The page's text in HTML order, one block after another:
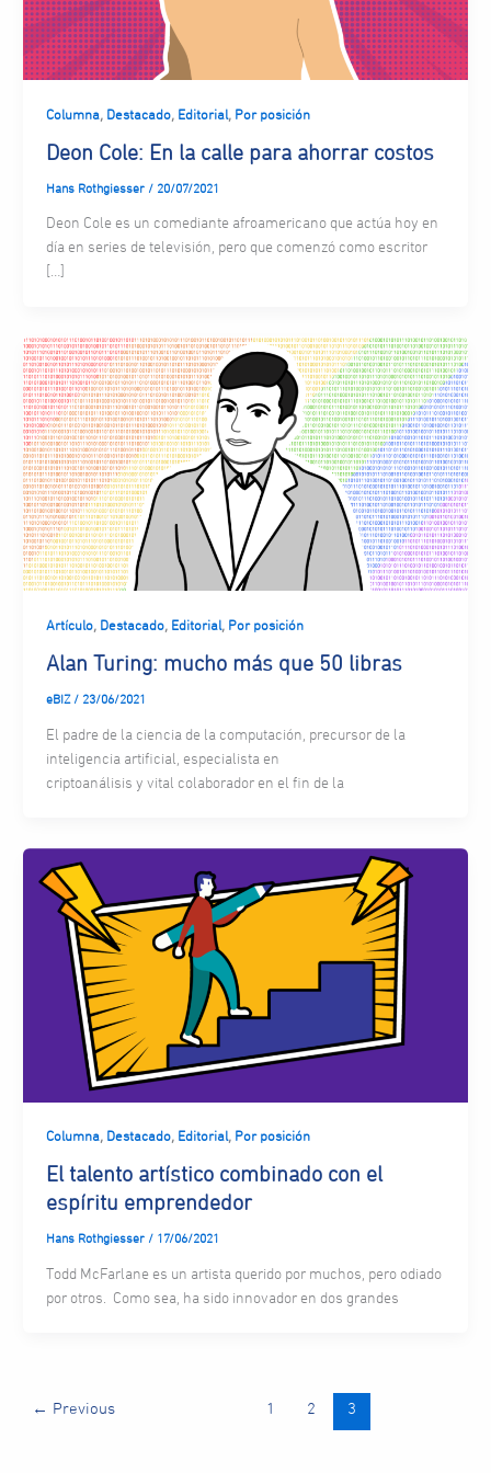
Columna, Destacado, Editorial, Por posición
Deon Cole: En la calle para ahorrar costos
Hans Rothgiesser / 20/07/2021
Deon Cole es un comediante afroamericano que actúa hoy en
día en series de televisión, pero que comenzó como escritor
[…]
Artículo, Destacado, Editorial, Por posición
Alan Turing: mucho más que 50 libras
eBIZ / 23/06/2021
El padre de la ciencia de la computación, precursor de la
inteligencia artificial, especialista en
criptoanálisis y vital colaborador en el fin de la
Columna, Destacado, Editorial, Por posición
El talento artístico combinado con el
espíritu emprendedor
Hans Rothgiesser / 17/06/2021
Todd McFarlane es un artista querido por muchos, pero odiado
por otros. Como sea, ha sido innovador en dos grandes
← Previous 1 2 3